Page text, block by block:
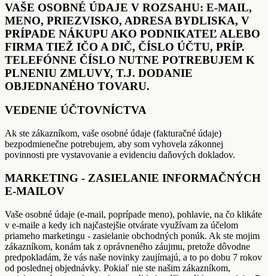
VAŠE OSOBNÉ ÚDAJE V ROZSAHU: E-MAIL,
MENO, PRIEZVISKO, ADRESA BYDLISKA, V
PRÍPADE NÁKUPU AKO PODNIKATEĽ ALEBO
FIRMA TIEŽ IČO A DIČ, ČÍSLO ÚČTU, PRÍP.
TELEFÓNNE ČÍSLO NUTNE POTREBUJEM K
PLNENIU ZMLUVY, T.J. DODANIE
OBJEDNANÉHO TOVARU.
VEDENIE ÚČTOVNÍCTVA
Ak ste zákazníkom, vaše osobné údaje (fakturačné údaje)
bezpodmienečne potrebujem, aby som vyhovela zákonnej
povinnosti pre vystavovanie a evidenciu daňových dokladov.
MARKETING - ZASIELANIE INFORMAČNÝCH
E-MAILOV
Vaše osobné údaje (e-mail, poprípade meno), pohlavie, na čo klikáte
v e-maile a kedy ich najčastejšie otvárate využívam za účelom
priameho marketingu - zasielanie obchodných ponúk. Ak ste mojim
zákazníkom, konám tak z oprávneného záujmu, pretože dôvodne
predpokladám, že vás naše novinky zaujímajú, a to po dobu 7 rokov
od poslednej objednávky. Pokiaľ nie ste našim zákazníkom,